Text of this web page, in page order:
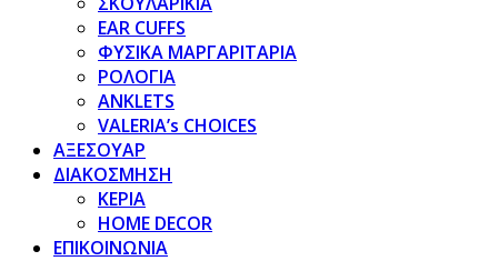
EAR CUFFS
ΦΥΣΙΚΑ ΜΑΡΓΑΡΙΤΑΡΙΑ
ΡΟΛΟΓΙΑ
ANKLETS
VALERIA’s CHOICES
ΑΞΕΣΟΥΑΡ
ΔΙΑΚΟΣΜΗΣΗ
ΚΕΡΙΑ
HOME DECOR
ΕΠΙΚΟΙΝΩΝΙΑ